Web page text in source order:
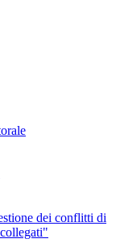
dei conflitti di